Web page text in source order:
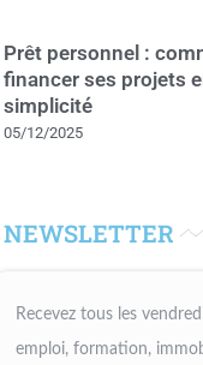
Prêt personnel :
financer ses projets
simplicité
05/12/2025
NEWSLETTER
Recevez tous les
emploi, formation,